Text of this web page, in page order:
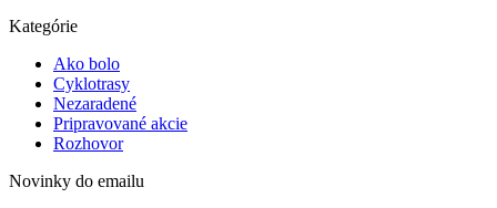
Kategórie
Ako bolo
Cyklotrasy
Nezaradené
Pripravované akcie
Rozhovor
Novinky do emailu